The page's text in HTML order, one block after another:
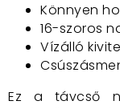
Könnyen
16-szoros
Vízálló
Ez a távcső